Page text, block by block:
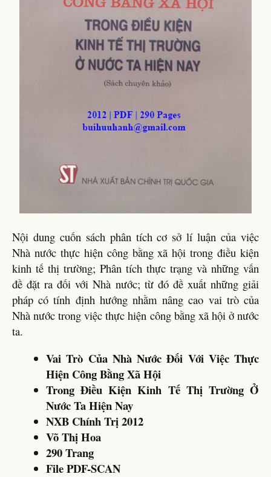
Nội dung cuốn sách phân tích cơ sở lí luận của việc
Nhà nước thực hiện công bằng xã hội trong điều kiện
kinh tế thị trường; Phân tích thực trạng và những vấn
đề đặt ra đối với Nhà nước; từ đó đề xuất những giải
pháp có tính định hướng nhằm nâng cao vai trò của
Nhà nước trong việc thực hiện công bằng xã hội ở nước
ta.
Vai Trò Của Nhà Nước Đối Với Việc Thực
Hiện Công Bằng Xã Hội
Trong Điều Kiện Kinh Tế Thị Trường Ở
Nước Ta Hiện Nay
NXB Chính Trị 2012
Võ Thị Hoa
290 Trang
File PDF-SCAN